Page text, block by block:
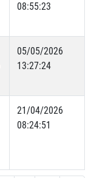
08:55:23
05/05/2026
13:27:24
21/04/2026
08:24:51